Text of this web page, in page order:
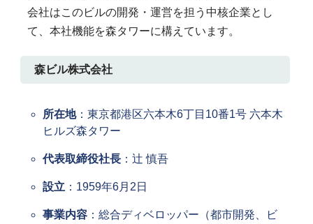
会社はこのビルの開発・運営を担う中核企業とし
て、本社機能を森タワーに構えています。
森ビル株式会社
所在地：東京都港区六本木6丁目10番1号 六本木
ヒルズ森タワー
代表取締役社長：辻 慎吾
設立 ：1959年6月2日
事業内容：総合ディベロッパー（都市開発、ビ